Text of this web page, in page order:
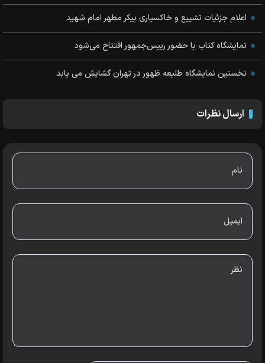
اعلام جزئیات تشییع و خاکسپاری پیکر مطهر امام شهید
نمایشگاه کتاب با حضور رییس‌جمهور افتتاح می‌شود
نخستین نمایشگاه طلیعه ظهور در تهران گشایش می یابد
ارسال نظرات